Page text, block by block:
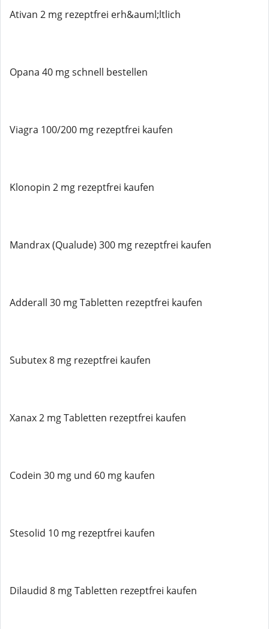
Ativan 2 mg rezeptfrei erh&auml;ltlich
Opana 40 mg schnell bestellen
Viagra 100/200 mg rezeptfrei kaufen
Klonopin 2 mg rezeptfrei kaufen
Mandrax (Qualude) 300 mg rezeptfrei kaufen
Adderall 30 mg Tabletten rezeptfrei kaufen
Subutex 8 mg rezeptfrei kaufen
Xanax 2 mg Tabletten rezeptfrei kaufen
Codein 30 mg und 60 mg kaufen
Stesolid 10 mg rezeptfrei kaufen
Dilaudid 8 mg Tabletten rezeptfrei kaufen